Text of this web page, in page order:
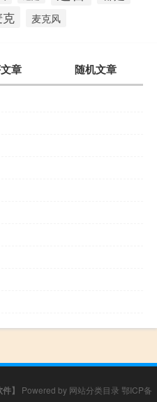
克 麦克风
章 随机文章
】 Powered by 网站分类目录 鄂ICP备